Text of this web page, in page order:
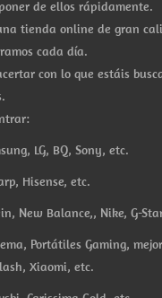
de ellos rápidamente.
tienda online de gran
cada día.
con lo que estáis
LG, BQ, Sony, etc.
Hisense, etc.
New Balance,, Nike, G-
Portátiles Gaming,
Xiaomi, etc.